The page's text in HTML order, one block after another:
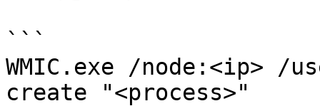
```
WMIC.exe /node:<ip> /
create "<process>"